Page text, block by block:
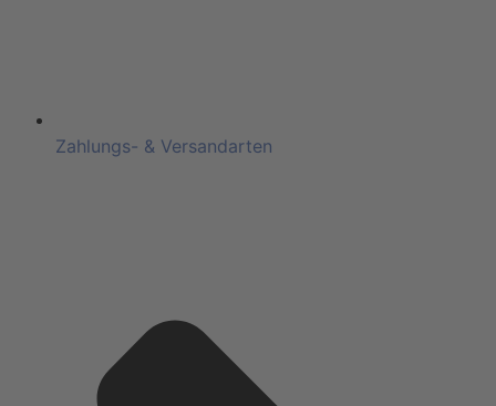
Zahlungs- & Versandarten